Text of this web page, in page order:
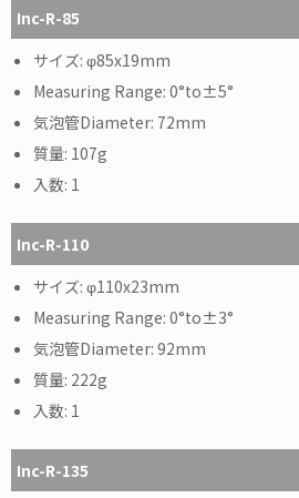
Inc-R-85
φ85x19mm
0°to±5°
72mm
107g
1
Inc-R-110
φ110x23mm
0°to±3°
92mm
222g
1
Inc-R-135